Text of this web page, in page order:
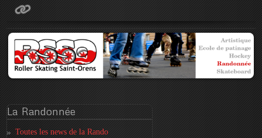
LaRandonnée
Toutes les news de la Rando